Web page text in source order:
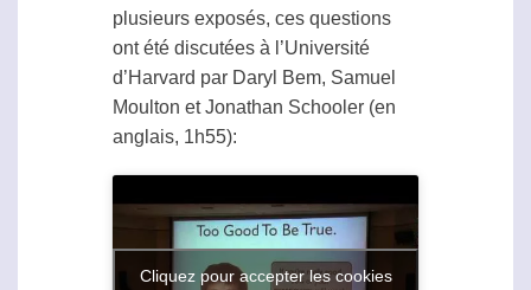
plusieurs exposés, ces questions
ont été discutées à l’Université
d’Harvard par Daryl Bem, Samuel
Moulton et Jonathan Schooler (en
anglais, 1h55):
Cliquez pour accepter les cookies